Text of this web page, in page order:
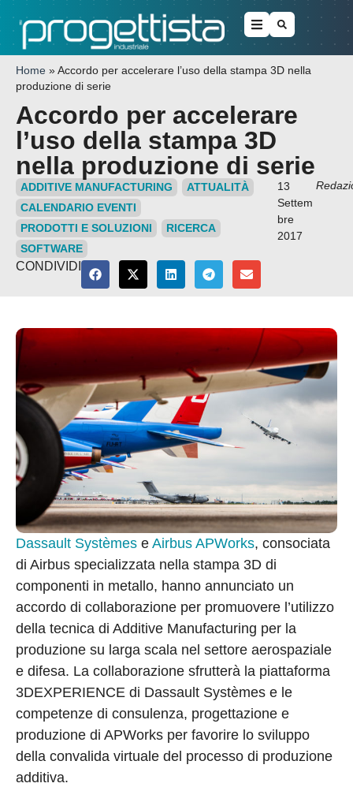
Home » Accordo per accelerare l’uso della stampa 3D nella
produzione di serie
Accordo per accelerare
l’uso della stampa 3D
nella produzione di serie
ADDITIVE MANUFACTURING
ATTUALITÀ
CALENDARIO EVENTI
PRODOTTI E SOLUZIONI
RICERCA
SOFTWARE
13
Settem
bre
2017
CONDIVIDI
Dassault Systèmes e Airbus APWorks, consociata
di Airbus specializzata nella stampa 3D di
componenti in metallo, hanno annunciato un
accordo di collaborazione per promuovere l’utilizzo
della tecnica di Additive Manufacturing per la
produzione su larga scala nel settore aerospaziale
e difesa. La collaborazione sfrutterà la piattaforma
3DEXPERIENCE di Dassault Systèmes e le
competenze di consulenza, progettazione e
produzione di APWorks per favorire lo sviluppo
della convalida virtuale del processo di produzione
additiva.